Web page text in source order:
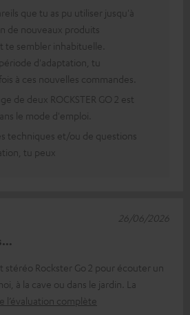
que tu as pu utiliser jusqu'à
de nouveaux produits
te sembler inhabituelle.
d'adaptation, tu
à ces nouvelles commandes.
de deux ROCKSTER GO 2 est
le mode d'emploi.
techniques et/ou de questions
tu peux
stéréo Rockster Go 2 pour écouter un
à la cave ou dans le jardin. La
l’évaluation complète
26/06/2026